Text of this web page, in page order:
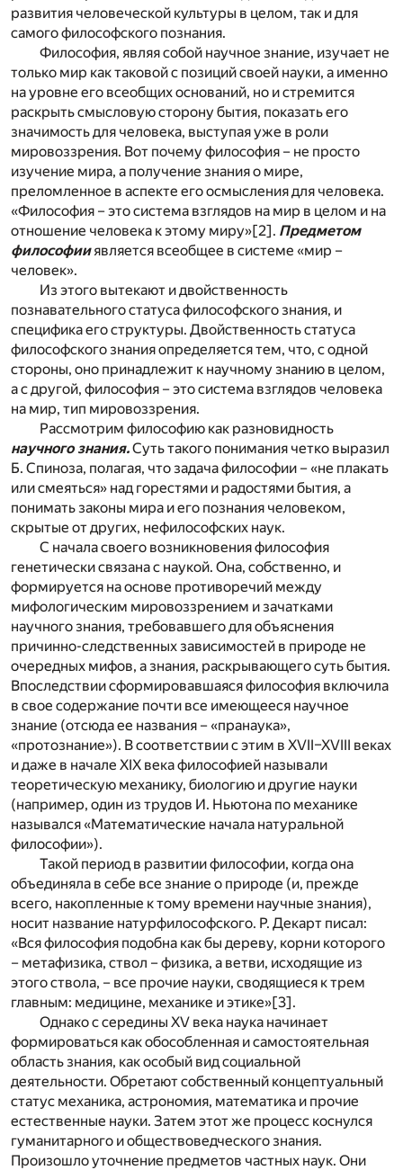
развития человеческой культуры в целом, так и для
самого философского познания.
Философия, являя собой научное знание, изучает не
только мир как таковой с позиций своей науки, а именно
на уровне его всеобщих оснований, но и стремится
раскрыть смысловую сторону бытия, показать его
значимость для человека, выступая уже в роли
мировоззрения. Вот почему философия – не просто
изучение мира, а получение знания о мире,
преломленное в аспекте его осмысления для человека.
«Философия – это система взглядов на мир в целом и на
отношение человека к этому миру»[2] . Предметом
философииявляется всеобщее в системе «мир –
человек».
Из этого вытекают и двойственность
познавательного статуса философского знания, и
специфика его структуры. Двойственность статуса
философского знания определяется тем, что, с одной
стороны, оно принадлежит к научному знанию в целом,
а с другой, философия – это система взглядов человека
на мир, тип мировоззрения.
Рассмотрим философию как разновидность
научного знания.Суть такого понимания четко выразил
Б. Спиноза, полагая, что задача философии – «не плакать
или смеяться» над горестями и радостями бытия, а
понимать законы мира и его познания человеком,
скрытые от других, нефилософских наук.
С начала своего возникновения философия
генетически связана с наукой. Она, собственно, и
формируется на основе противоречий между
мифологическим мировоззрением и зачатками
научного знания, требовавшего для объяснения
причинно-следственных зависимостей в природе не
очередных мифов, а знания, раскрывающего суть бытия.
Впоследствии сформировавшаяся философия включила
в свое содержание почти все имеющееся научное
знание (отсюда ее названия – «пранаука»,
«протознание»). В соответствии с этим в XVII–XVIII веках
и даже в начале XIX века философией называли
теоретическую механику, биологию и другие науки
(например, один из трудов И. Ньютона по механике
назывался «Математические начала натуральной
философии»).
Такой период в развитии философии, когда она
объединяла в себе все знание о природе (и, прежде
всего, накопленные к тому времени научные знания),
носит название натурфилософского. Р. Декарт писал:
«Вся философия подобна как бы дереву, корни которого
– метафизика, ствол – физика, а ветви, исходящие из
этого ствола, – все прочие науки, сводящиеся к трем
главным: медицине, механике и этике»[3] .
Однако с середины XV века наука начинает
формироваться как обособленная и самостоятельная
область знания, как особый вид социальной
деятельности. Обретают собственный концептуальный
статус механика, астрономия, математика и прочие
естественные науки. Затем этот же процесс коснулся
гуманитарного и обществоведческого знания.
Произошло уточнение предметов частных наук. Они